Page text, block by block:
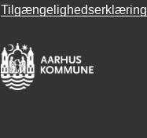
Tilgængelighedserklæring